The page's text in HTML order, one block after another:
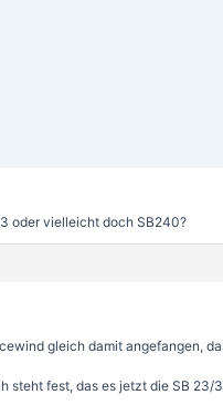
oder vielleicht doch SB240?
gleich damit angefangen,
steht fest, das es jetzt die SB 23/